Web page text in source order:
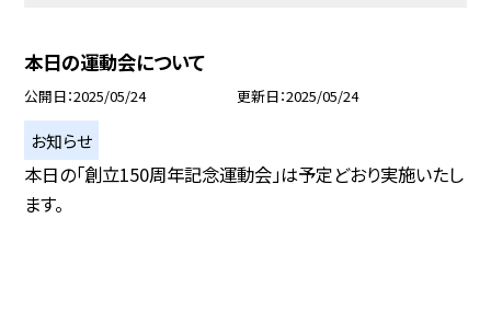
本日の運動会について
公開日 2025/05/24 更新日 2025/05/24
お知らせ
本日の「創立150周年記念運動会」は予定どおり実施いたし
ます。